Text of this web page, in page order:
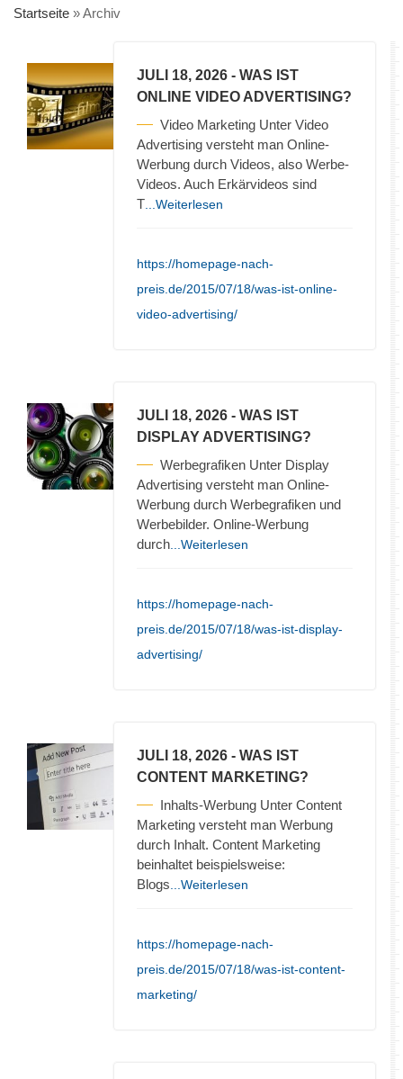
Startseite »Archiv
JULI 18, 2026 - WAS IST
ONLINE VIDEO ADVERTISING?
Video Marketing Unter Video
Advertising versteht man Online-
Werbung durch Videos, also Werbe-
Videos. Auch Erkärvideos sind
T ...Weiterlesen
https://homepage-nach-
preis.de/2015/07/18/was-ist-online-
video-advertising/
JULI 18, 2026 - WAS IST
DISPLAY ADVERTISING?
Werbegrafiken Unter Display
Advertising versteht man Online-
Werbung durch Werbegrafiken und
Werbebilder. Online-Werbung
durch ...Weiterlesen
https://homepage-nach-
preis.de/2015/07/18/was-ist-display-
advertising/
JULI 18, 2026 - WAS IST
CONTENT MARKETING?
Inhalts-Werbung Unter Content
Marketing versteht man Werbung
durch Inhalt. Content Marketing
beinhaltet beispielsweise:
Blogs ...Weiterlesen
https://homepage-nach-
preis.de/2015/07/18/was-ist-content-
marketing/